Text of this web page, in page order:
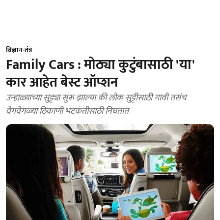
विज्ञान-तंत्र
Family Cars : मोठ्या कुटुंबासाठी 'या'
कार आहेत बेस्ट ऑप्शन
उन्हाळ्याच्या सुट्ट्या सुरू झाल्या की लोक सुट्टीसाठी गावी तसंच
वेगवेगळ्या ठिकाणी भटकंतीसाठी निघतात